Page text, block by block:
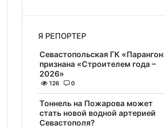
Я РЕПОРТЕР
Севастопольская ГК
признана «Строителем года –
2026»
126 0
Тоннель на Пожарова может
стать новой водной артерией
Севастополя?